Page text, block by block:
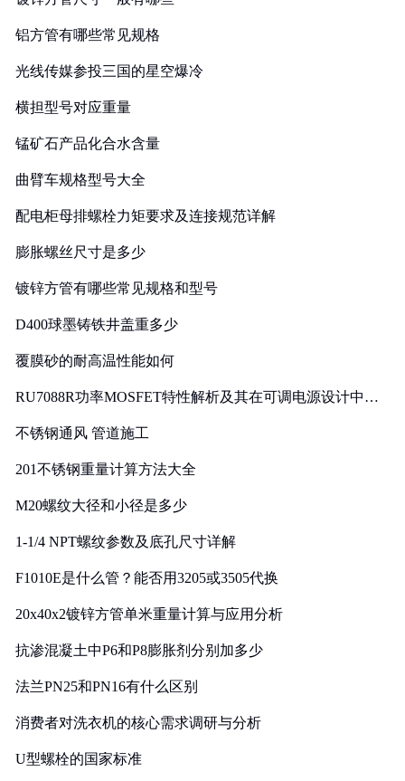
铝方管有哪些常见规格
光线传媒参投三国的星空爆冷
横担型号对应重量
锰矿石产品化合水含量
曲臂车规格型号大全
配电柜母排螺栓力矩要求及连接规范详解
膨胀螺丝尺寸是多少
镀锌方管有哪些常见规格和型号
D400球墨铸铁井盖重多少
覆膜砂的耐高温性能如何
RU7088R功率MOSFET特性解析及其在可调电源设计中的
不锈钢通风 管道施工
201不锈钢重量计算方法大全
M20螺纹大径和小径是多少
1-1/4 NPT螺纹参数及底孔尺寸详解
F1010E是什么管？能否用3205或3505代换
20x40x2镀锌方管单米重量计算与应用分析
抗渗混凝土中P6和P8膨胀剂分别加多少
法兰PN25和PN16有什么区别
消费者对洗衣机的核心需求调研与分析
U型螺栓的国家标准